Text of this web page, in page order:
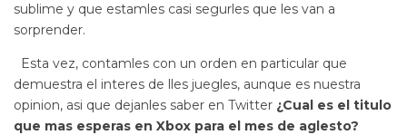
sublime y que estamles casi segurles que les van a
sorprender.
Esta vez, contamles con un orden en particular que
demuestra el interes de lles juegles, aunque es nuestra
opinion, asi que dejanles saber en Twitter ¿Cual es el titulo
que mas esperas en Xbox para el mes de aglesto?